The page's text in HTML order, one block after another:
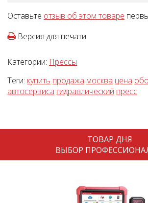
Оставьте отзыв об этом товаре
Версия для печати
Категории: Прессы
Теги: купить продажа москва цена
автосервиса гидравлический пресс
ТОВАР ДНЯ
ВЫБОР